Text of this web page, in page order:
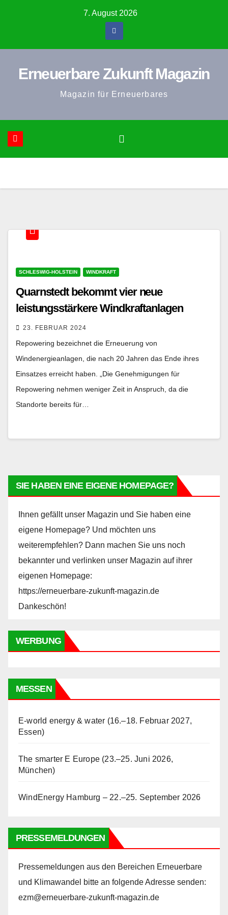
7. August 2026
Erneuerbare Zukunft Magazin
Magazin für Erneuerbares
SCHLESWIG-HOLSTEIN WINDKRAFT
Quarnstedt bekommt vier neue
leistungsstärkere Windkraftanlagen
23. FEBRUAR 2024
Repowering bezeichnet die Erneuerung von
Windenergieanlagen, die nach 20 Jahren das Ende ihres
Einsatzes erreicht haben. „Die Genehmigungen für
Repowering nehmen weniger Zeit in Anspruch, da die
Standorte bereits für…
SIE HABEN EINE EIGENE HOMEPAGE?
Ihnen gefällt unser Magazin und Sie haben eine
eigene Homepage? Und möchten uns
weiterempfehlen? Dann machen Sie uns noch
bekannter und verlinken unser Magazin auf ihrer
eigenen Homepage:
https://erneuerbare-zukunft-magazin.de
Dankeschön!
WERBUNG
MESSEN
E-world energy & water (16.–18. Februar 2027,
Essen)
The smarter E Europe (23.–25. Juni 2026,
München)
WindEnergy Hamburg – 22.–25. September 2026
PRESSEMELDUNGEN
Pressemeldungen aus den Bereichen Erneuerbare
und Klimawandel bitte an folgende Adresse senden:
ezm@erneuerbare-zukunft-magazin.de